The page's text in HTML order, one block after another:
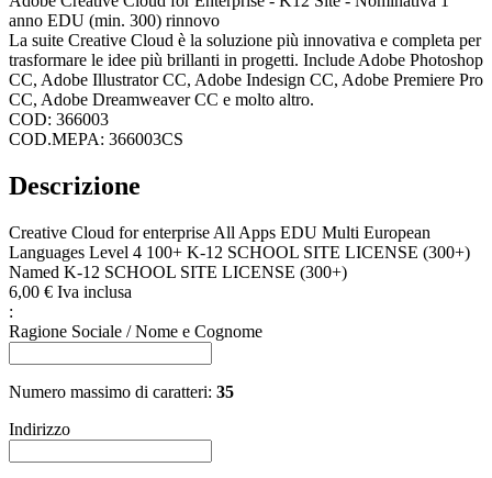
anno EDU (min. 300) rinnovo
La suite Creative Cloud è la soluzione più innovativa e completa per
trasformare le idee più brillanti in progetti. Include Adobe Photoshop
CC, Adobe Illustrator CC, Adobe Indesign CC, Adobe Premiere Pro
CC, Adobe Dreamweaver CC e molto altro.
COD: 366003
COD.MEPA: 366003CS
Descrizione
Creative Cloud for enterprise All Apps EDU Multi European
Languages Level 4 100+ K-12 SCHOOL SITE LICENSE (300+)
Named K-12 SCHOOL SITE LICENSE (300+)
6,00 € Iva inclusa
:
Ragione Sociale / Nome e Cognome
Numero massimo di caratteri: 35
Indirizzo